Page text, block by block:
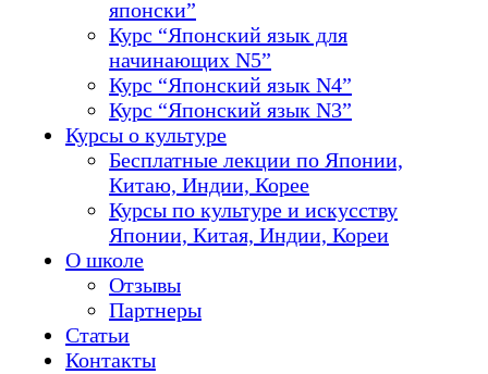
японски”
Курс “Японский язык для
начинающих N5”
Курс “Японский язык N4”
Курс “Японский язык N3”
Курсы о культуре
Бесплатные лекции по Японии,
Китаю, Индии, Корее
Курсы по культуре и искусству
Японии, Китая, Индии, Кореи
О школе
Отзывы
Партнеры
Статьи
Контакты